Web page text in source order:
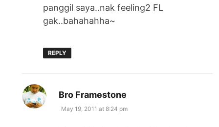
panggil saya..nak feeling2 FL
gak..bahahahha~
REPLY
Bro Framestone
May 19, 2011 at 8:24 pm